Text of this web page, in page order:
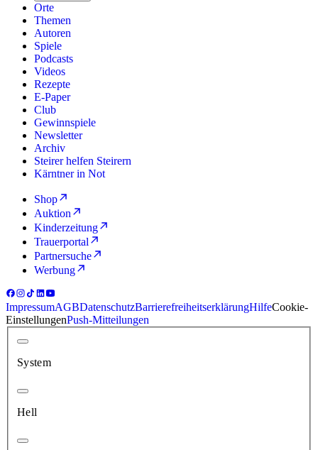
Orte
Themen
Autoren
Spiele
Podcasts
Videos
Rezepte
E-Paper
Club
Gewinnspiele
Newsletter
Archiv
Steirer helfen Steirern
Kärntner in Not
Shop
Auktion
Kinderzeitung
Trauerportal
Partnersuche
Werbung
ImpressumAGBDatenschutzBarrierefreiheitserklärungHilfeCookie-
EinstellungenPush-Mitteilungen
System
Hell